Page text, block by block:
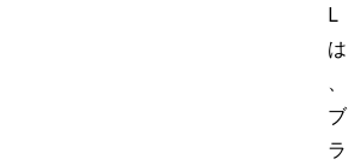
L
は
ブ
ラ